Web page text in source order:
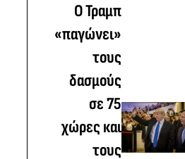
Ο Τραμπ
«παγώνει»
τους
δασμούς
σε 75
χώρες και
τους